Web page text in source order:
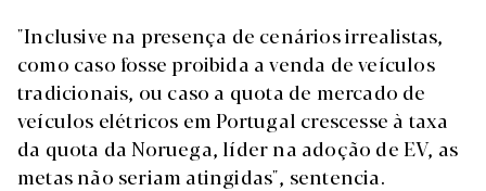
"Inclusive na presença de cenários irrealistas,
como caso fosse proibida a venda de veículos
tradicionais, ou caso a quota de mercado de
veículos elétricos em Portugal crescesse à taxa
da quota da Noruega, líder na adoção de EV, as
metas não seriam atingidas", sentencia.